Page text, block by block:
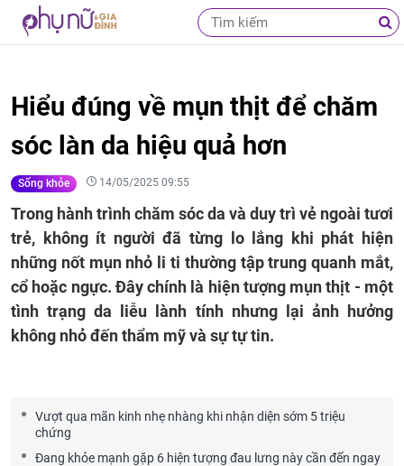
Hiểu đúng về mụn thịt để chăm
sóc làn da hiệu quả hơn
Sống khỏe 14/05/2025 09:55
Trong hành trình chăm sóc da và duy trì vẻ ngoài tươi
trẻ, không ít người đã từng lo lắng khi phát hiện
những nốt mụn nhỏ li ti thường tập trung quanh mắt,
cổ hoặc ngực. Đây chính là hiện tượng mụn thịt - một
tình trạng da liễu lành tính nhưng lại ảnh hưởng
không nhỏ đến thẩm mỹ và sự tự tin.
Vượt qua mãn kinh nhẹ nhàng khi nhận diện sớm 5 triệu
chứng
Đang khỏe mạnh gặp 6 hiện tượng đau lưng này cần đến ngay